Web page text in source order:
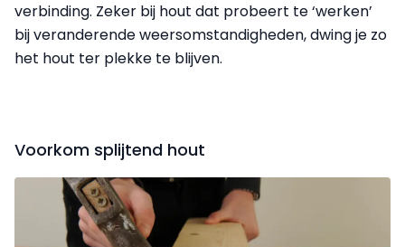
verbinding. Zeker bij hout dat probeert te ‘werken’
bij veranderende weersomstandigheden, dwing je zo
het hout ter plekke te blijven.
Voorkom splijtend hout